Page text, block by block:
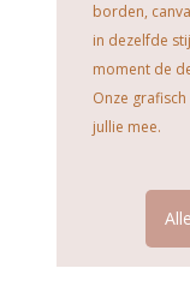
borden,
in dezelfde
moment de
Onze
jullie mee.